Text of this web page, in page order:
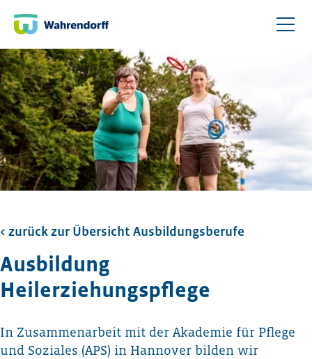
< zurück zur Übersicht Ausbildungsberufe
Ausbildung
Heilerziehungspflege
In Zusammenarbeit mit der Akademie für Pflege
und Soziales (APS) in Hannover bilden wir